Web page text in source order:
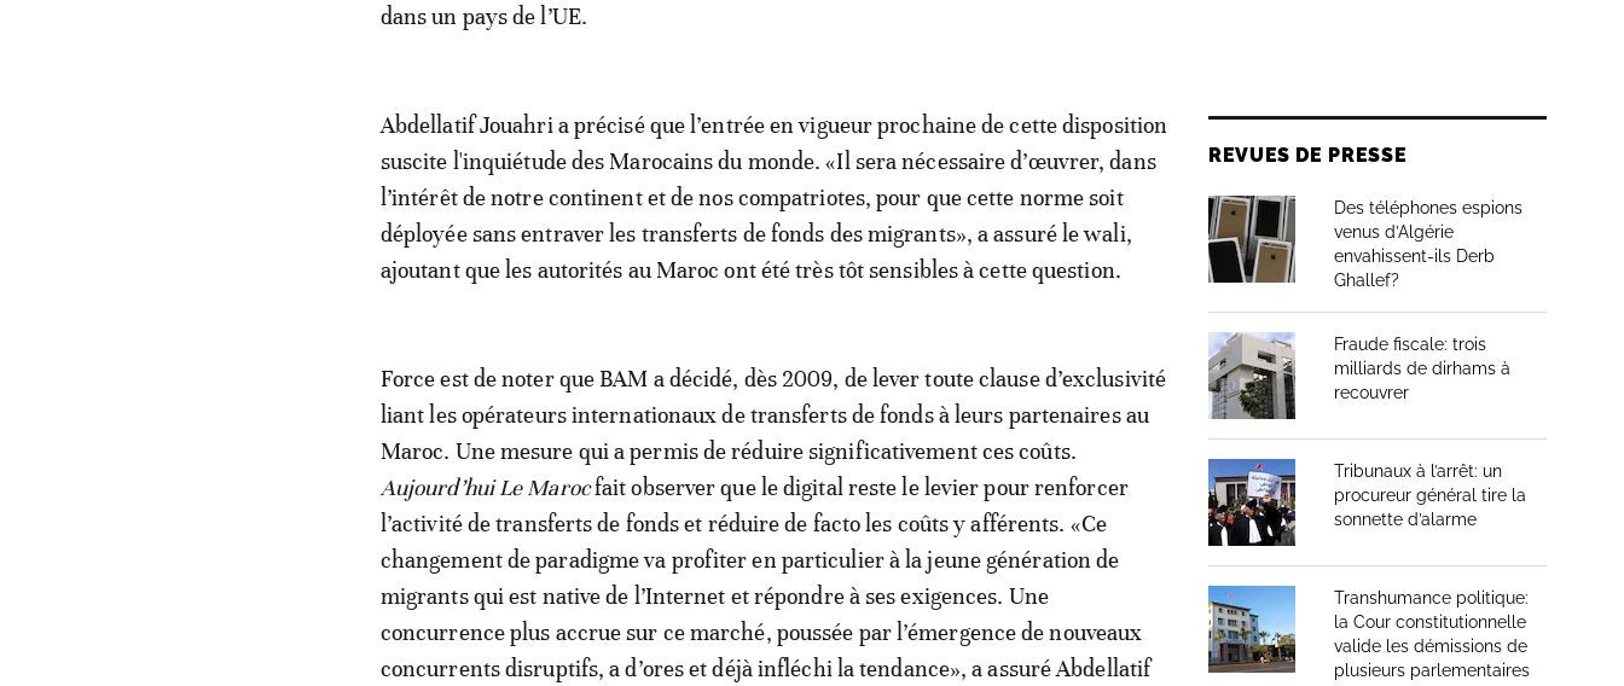
dans un pays de l’UE.
Abdellatif Jouahri a précisé que l’entrée en vigueur prochaine de cette disposition
suscite l'inquiétude des Marocains du monde. «Il sera nécessaire d’œuvrer, dans
l’intérêt de notre continent et de nos compatriotes, pour que cette norme soit
déployée sans entraver les transferts de fonds des migrants», a assuré le wali,
ajoutant que les autorités au Maroc ont été très tôt sensibles à cette question.
Force est de noter que BAM a décidé, dès 2009, de lever toute clause d’exclusivité
liant les opérateurs internationaux de transferts de fonds à leurs partenaires au
Maroc. Une mesure qui a permis de réduire significativement ces coûts.
Aujourd’hui Le Marocfait observer que le digital reste le levier pour renforcer
l’activité de transferts de fonds et réduire de facto les coûts y afférents. «Ce
changement de paradigme va profiter en particulier à la jeune génération de
migrants qui est native de l’Internet et répondre à ses exigences. Une
concurrence plus accrue sur ce marché, poussée par l’émergence de nouveaux
concurrents disruptifs, a d’ores et déjà infléchi la tendance», a assuré Abdellatif
REVUES DE PRESSE
Des téléphones espions
venus d’Algérie
envahissent-ils Derb
Ghallef?
Fraude fiscale: trois
milliards de dirhams à
recouvrer
Tribunaux à l’arrêt: un
procureur général tire la
sonnette d’alarme
Transhumance politique:
la Cour constitutionnelle
valide les démissions de
plusieurs parlementaires